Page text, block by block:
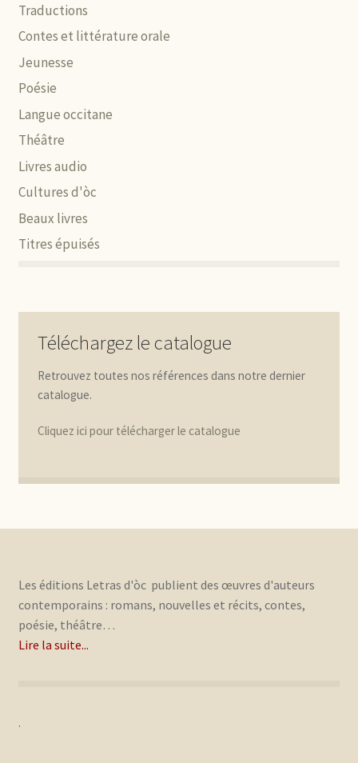
Traductions
Contes et littérature orale
Jeunesse
Poésie
Langue occitane
Théâtre
Livres audio
Cultures d'òc
Beaux livres
Titres épuisés
Téléchargez le catalogue
Retrouvez toutes nos références dans notre dernier
catalogue.
Cliquez ici pour télécharger le catalogue
Les éditions Letras d'òc publient des œuvres d'auteurs
contemporains : romans, nouvelles et récits, contes,
poésie, théâtre…
Lire la suite...
.